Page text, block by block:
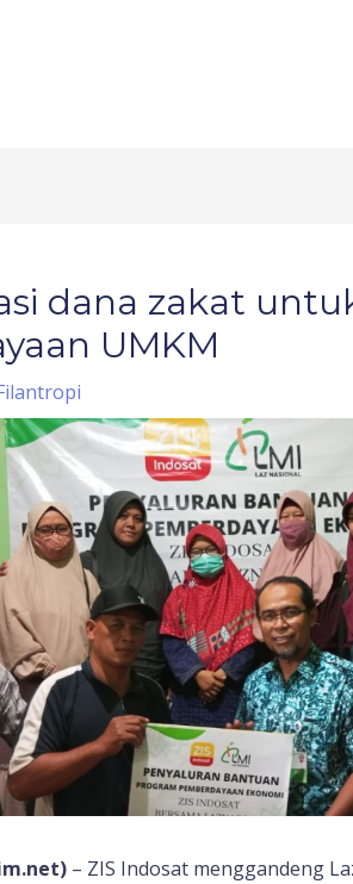
dana zakat
UMKM
– ZIS Indosat menggandeng